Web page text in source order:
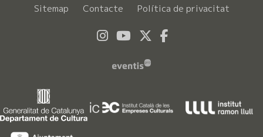
Sitemap
Contacte Política de privacitat
Link a instagram
Link a youtube
Link a twitter